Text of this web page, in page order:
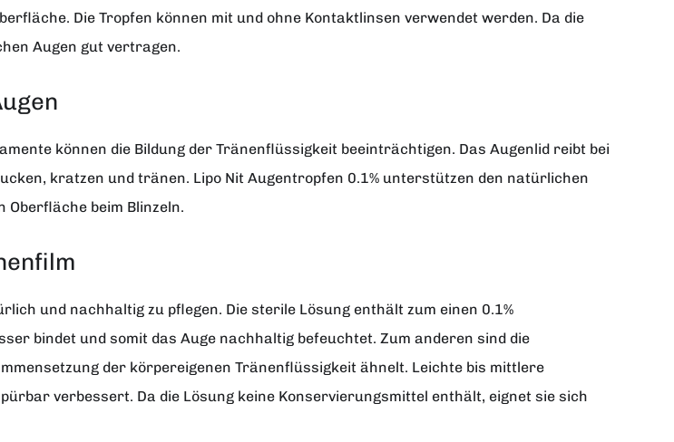
Die Tropfen können mit und ohne Kontaktlinsen verwendet werden. Da die
Augen gut vertragen.
können die Bildung der Tränenflüssigkeit beeinträchtigen. Das Augenlid reibt bei
kratzen und tränen. Lipo Nit Augentropfen 0.1% unterstützen den natürlichen
Oberfläche beim Blinzeln.
und nachhaltig zu pflegen. Die sterile Lösung enthält zum einen 0.1%
bindet und somit das Auge nachhaltig befeuchtet. Zum anderen sind die
der körpereigenen Tränenflüssigkeit ähnelt. Leichte bis mittlere
verbessert. Da die Lösung keine Konservierungsmittel enthält, eignet sie sich